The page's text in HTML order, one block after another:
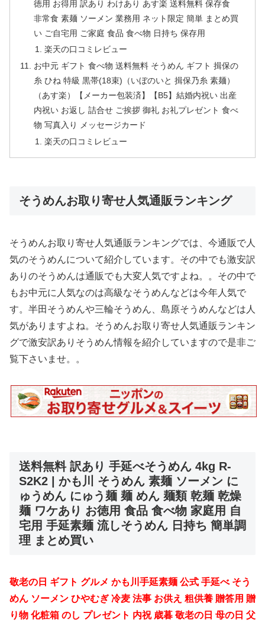
徳用 お得用 訳あり わけあり あす楽 送料無料 保存食
非常食 素麺 ソーメン 業務用 ネット限定 簡単 まとめ買
い ご自宅用 ご家庭 食品 食べ物 日持ち 保存用
楽天の口コミレビュー
お中元 ギフト 食べ物 送料無料 そうめん ギフト 揖保の
糸 ひね 特級 黒帯(18束)（いぼのいと 揖保乃糸 素麺）
（あす楽）【メーカー包装済】【B5】結婚内祝い 出産
内祝い お返し 詰合せ ご挨拶 御礼 お礼プレゼント 食べ
物 写真入り メッセージカード
楽天の口コミレビュー
そうめんお取り寄せ人気通販ランキング
そうめんお取り寄せ人気通販ランキングでは、今通販で人
気のそうめんについて紹介しています。その中でも激安訳
ありのそうめんは通販でも大変人気ですよね。。その中で
もお中元に人気なのは高級なそうめんなどは今年人気で
す。半田そうめんや三輪そうめん、島原そうめんなどは人
気がありますよね。そうめんお取り寄せ人気通販ランキン
グで激安訳ありそうめん情報を紹介していますので是非ご
覧下さいませ。。
送料無料 訳あり 手延べそうめん 4kg R-
S2K2 | かも川 そうめん 素麺 ソーメン に
ゅうめん にゅう麺 麺 めん 麺類 乾麺 乾燥
麺 ワケあり お徳用 食品 食べ物 家庭用 自
宅用 手延素麺 流しそうめん 日持ち 簡単調
理 まとめ買い
敬老の日 ギフト グルメ かも川手延素麺 公式 手延べ そう
めん ソーメン ひやむぎ 冷麦 法事 お供え 粗供養 贈答用 贈
り物 化粧箱 のし プレゼント 内祝 歳暮 敬老の日 母の日 父